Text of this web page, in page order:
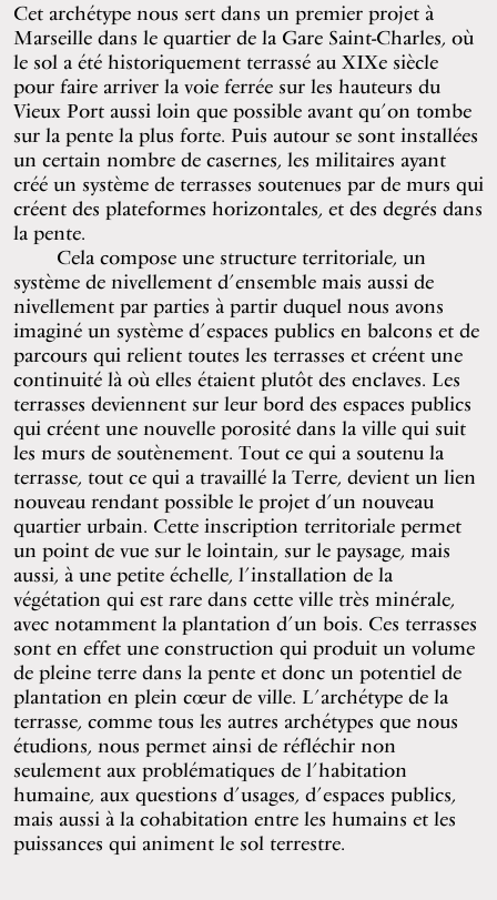
Cet archétype nous sert dans un premier projet à
Marseille dans le quartier de la Gare Saint-Charles, où
le sol a été historiquement terrassé au XIXe siècle
pour faire arriver la voie ferrée sur les hauteurs du
Vieux Port aussi loin que possible avant qu’on tombe
sur la pente la plus forte. Puis autour se sont installées
un certain nombre de casernes, les militaires ayant
créé un système de terrasses soutenues par de murs qui
créent des plateformes horizontales, et des degrés dans
la pente.
Cela compose une structure territoriale, un
système de nivellement d’ensemble mais aussi de
nivellement par parties à partir duquel nous avons
imaginé un système d’espaces publics en balcons et de
parcours qui relient toutes les terrasses et créent une
continuité là où elles étaient plutôt des enclaves. Les
terrasses deviennent sur leur bord des espaces publics
qui créent une nouvelle porosité dans la ville qui suit
les murs de soutènement. Tout ce qui a soutenu la
terrasse, tout ce qui a travaillé la Terre, devient un lien
nouveau rendant possible le projet d’un nouveau
quartier urbain. Cette inscription territoriale permet
un point de vue sur le lointain, sur le paysage, mais
aussi, à une petite échelle, l’installation de la
végétation qui est rare dans cette ville très minérale,
avec notamment la plantation d’un bois. Ces terrasses
sont en effet une construction qui produit un volume
de pleine terre dans la pente et donc un potentiel de
plantation en plein cœur de ville. L’archétype de la
terrasse, comme tous les autres archétypes que nous
étudions, nous permet ainsi de réfléchir non
seulement aux problématiques de l’habitation
humaine, aux questions d’usages, d’espaces publics,
mais aussi à la cohabitation entre les humains et les
puissances qui animent le sol terrestre.